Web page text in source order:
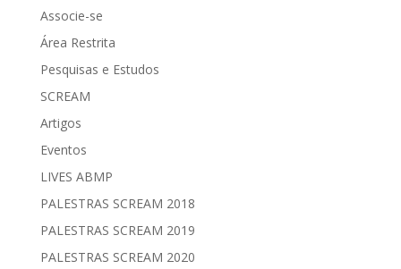
Associe-se
Área Restrita
Pesquisas e Estudos
SCREAM
Artigos
Eventos
LIVES ABMP
PALESTRAS SCREAM 2018
PALESTRAS SCREAM 2019
PALESTRAS SCREAM 2020